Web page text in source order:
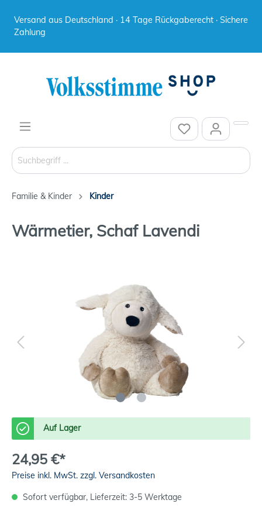
Versand aus Deutschland · 14 Tage Rückgaberecht · Sichere
Zahlung
Familie & Kinder Kinder
Wärmetier, Schaf Lavendi
Auf Lager
24,95 €*
Preise inkl. MwSt. zzgl. Versandkosten
Sofort verfügbar, Lieferzeit: 3-5 Werktage